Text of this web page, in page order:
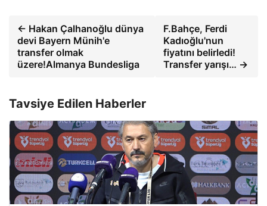
← Hakan Çalhanoğlu dünya
devi Bayern Münih'e
transfer olmak
üzere!Almanya Bundesliga
F.Bahçe, Ferdi
Kadıoğlu'nun
fiyatını belirledi!
Transfer yarışı… →
Tavsiye Edilen Haberler